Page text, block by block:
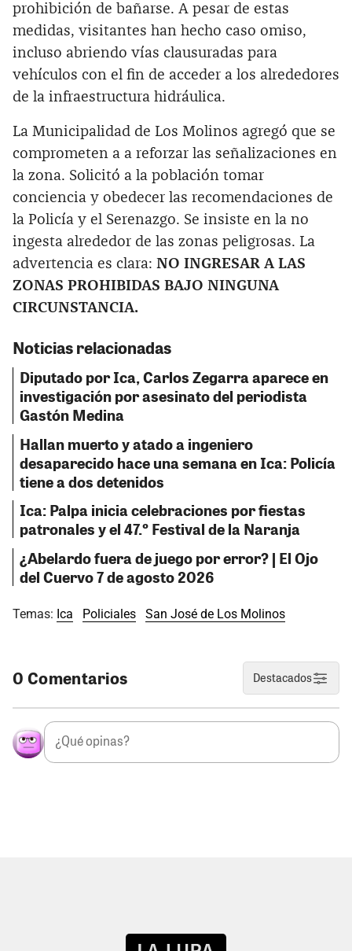
prohibición de bañarse. A pesar de estas
medidas, visitantes han hecho caso omiso,
incluso abriendo vías clausuradas para
vehículos con el fin de acceder a los alrededores
de la infraestructura hidráulica.
La Municipalidad de Los Molinos agregó que se
comprometen a a reforzar las señalizaciones en
la zona. Solicitó a la población tomar
conciencia y obedecer las recomendaciones de
la Policía y el Serenazgo. Se insiste en la no
ingesta alrededor de las zonas peligrosas. La
advertencia es clara: NO INGRESAR A LAS
ZONAS PROHIBIDAS BAJO NINGUNA
CIRCUNSTANCIA.
Noticias relacionadas
Diputado por Ica, Carlos Zegarra aparece en
investigación por asesinato del periodista
Gastón Medina
Hallan muerto y atado a ingeniero
desaparecido hace una semana en Ica: Policía
tiene a dos detenidos
Ica: Palpa inicia celebraciones por fiestas
patronales y el 47.º Festival de la Naranja
¿Abelardo fuera de juego por error? | El Ojo
del Cuervo 7 de agosto 2026
Temas: Ica Policiales San José de Los Molinos
0 Comentarios Destacados